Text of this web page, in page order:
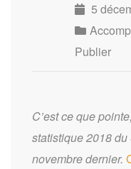
5
Publier
C’est ce que
statistique 2018
novembre dernier.